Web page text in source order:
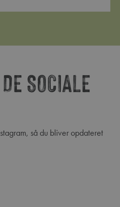
SOCIALE
så du bliver opdateret